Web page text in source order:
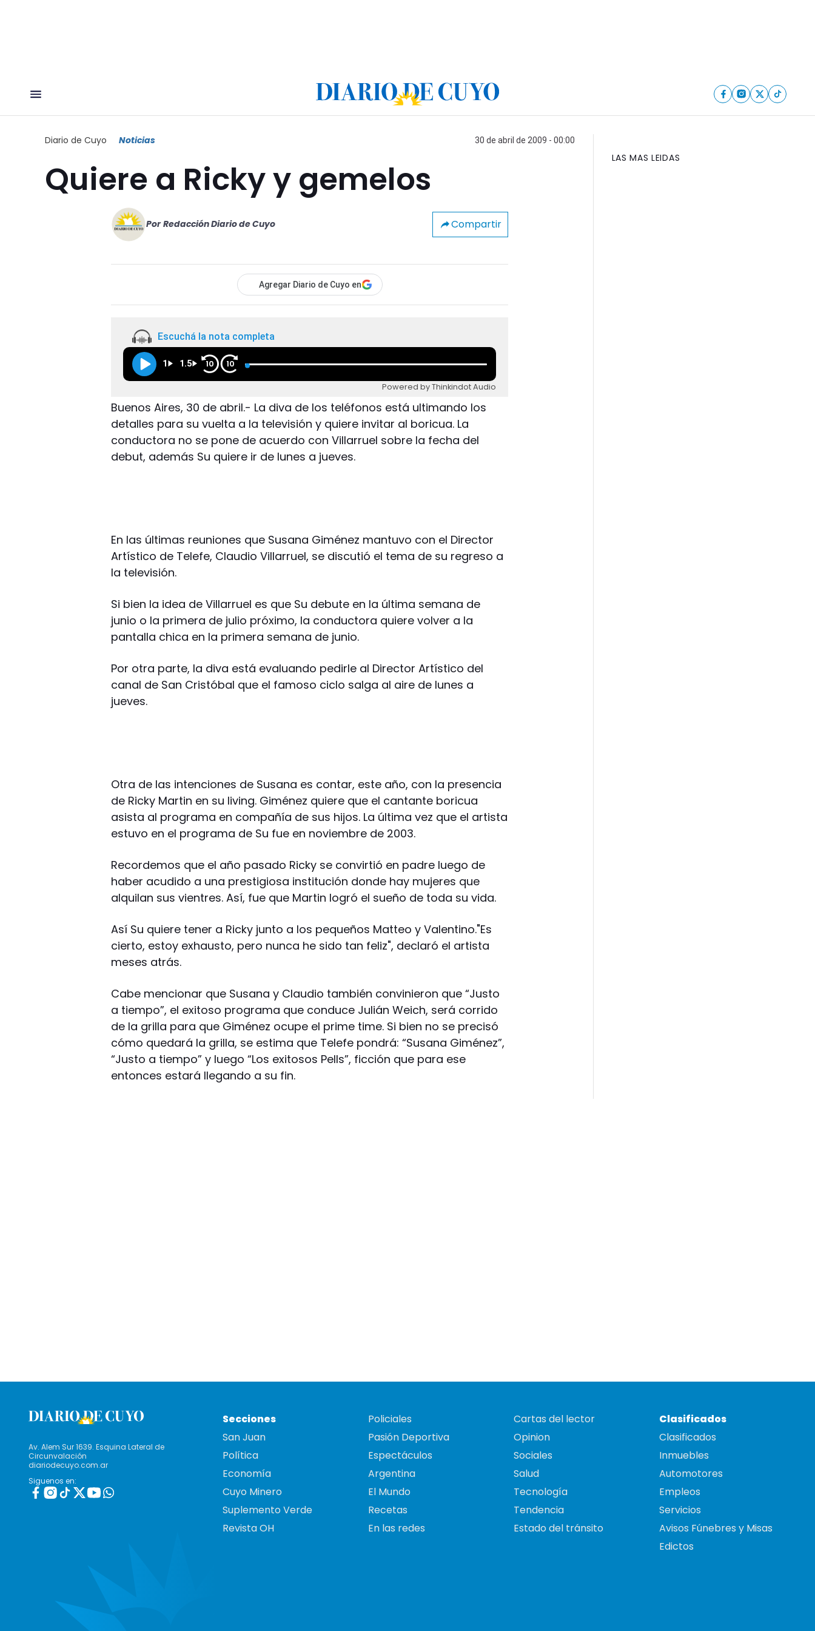
Diario de Cuyo Noticias 30 de abril de 2009 - 00:00
Quiere a Ricky y gemelos
Por Redacción Diario de Cuyo Compartir
Agregar Diario de Cuyo en
Escuchá la nota completa
1 1.5 10 10
Powered by Thinkindot Audio
Buenos Aires, 30 de abril.- La diva de los teléfonos está ultimando los
detalles para su vuelta a la televisión y quiere invitar al boricua. La
conductora no se pone de acuerdo con Villarruel sobre la fecha del
debut, además Su quiere ir de lunes a jueves.
En las últimas reuniones que Susana Giménez mantuvo con el Director
Artístico de Telefe, Claudio Villarruel, se discutió el tema de su regreso a
la televisión.
Si bien la idea de Villarruel es que Su debute en la última semana de
junio o la primera de julio próximo, la conductora quiere volver a la
pantalla chica en la primera semana de junio.
Por otra parte, la diva está evaluando pedirle al Director Artístico del
canal de San Cristóbal que el famoso ciclo salga al aire de lunes a
jueves.
Otra de las intenciones de Susana es contar, este año, con la presencia
de Ricky Martin en su living. Giménez quiere que el cantante boricua
asista al programa en compañía de sus hijos. La última vez que el artista
estuvo en el programa de Su fue en noviembre de 2003.
Recordemos que el año pasado Ricky se convirtió en padre luego de
haber acudido a una prestigiosa institución donde hay mujeres que
alquilan sus vientres. Así, fue que Martin logró el sueño de toda su vida.
Así Su quiere tener a Ricky junto a los pequeños Matteo y Valentino."Es
cierto, estoy exhausto, pero nunca he sido tan feliz", declaró el artista
meses atrás.
Cabe mencionar que Susana y Claudio también convinieron que “Justo
a tiempo”, el exitoso programa que conduce Julián Weich, será corrido
de la grilla para que Giménez ocupe el prime time. Si bien no se precisó
cómo quedará la grilla, se estima que Telefe pondrá: “Susana Giménez”,
“Justo a tiempo” y luego “Los exitosos Pells”, ficción que para ese
entonces estará llegando a su fin.
LAS MAS LEIDAS
Av. Alem Sur 1639. Esquina Lateral de
Circunvalación
diariodecuyo.com.ar
Siguenos en:
Secciones
San Juan
Política
Economía
Cuyo Minero
Suplemento Verde
Revista OH
Policiales
Pasión Deportiva
Espectáculos
Argentina
El Mundo
Recetas
En las redes
Cartas del lector
Opinion
Sociales
Salud
Tecnología
Tendencia
Estado del tránsito
Clasificados
Clasificados
Inmuebles
Automotores
Empleos
Servicios
Avisos Fúnebres y Misas
Edictos